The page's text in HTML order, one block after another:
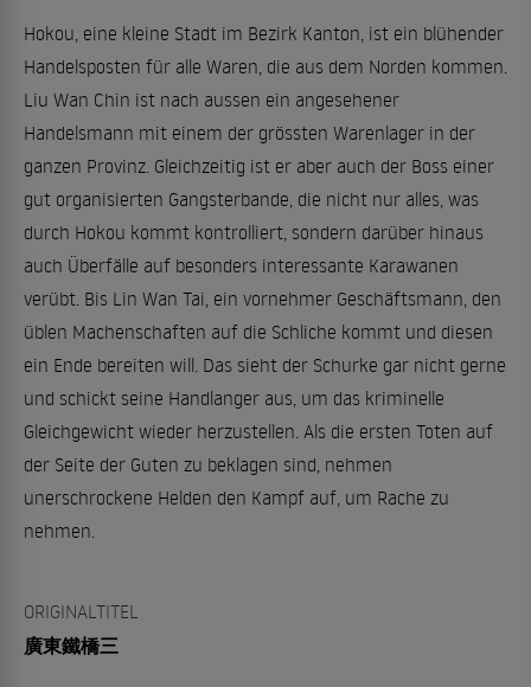
Hokou, eine kleine Stadt im Bezirk Kanton, ist ein blühender
Handelsposten für alle Waren, die aus dem Norden kommen.
Liu Wan Chin ist nach aussen ein angesehener
Handelsmann mit einem der grössten Warenlager in der
ganzen Provinz. Gleichzeitig ist er aber auch der Boss einer
gut organisierten Gangsterbande, die nicht nur alles, was
durch Hokou kommt kontrolliert, sondern darüber hinaus
auch Überfälle auf besonders interessante Karawanen
verübt. Bis Lin Wan Tai, ein vornehmer Geschäftsmann, den
üblen Machenschaften auf die Schliche kommt und diesen
ein Ende bereiten will. Das sieht der Schurke gar nicht gerne
und schickt seine Handlanger aus, um das kriminelle
Gleichgewicht wieder herzustellen. Als die ersten Toten auf
der Seite der Guten zu beklagen sind, nehmen
unerschrockene Helden den Kampf auf, um Rache zu
nehmen.
ORIGINALTITEL
廣東鐵橋三